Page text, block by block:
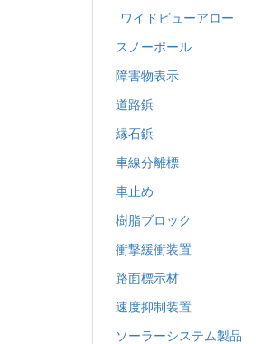
ワイドビューアロー
スノーポール
障害物表示
道路鋲
縁石鋲
車線分離標
車止め
樹脂ブロック
衝撃緩衝装置
路面標示材
速度抑制装置
ソーラーシステム製品